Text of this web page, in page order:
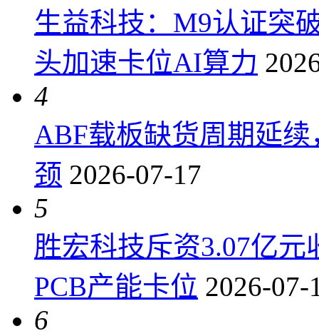
生益科技：M9认证突
头加速卡位AI算力
4
ABF载板缺货周期延
颈 2026-07-17
5
胜宏科技斥资3.07亿
PCB产能卡位 2026-07-
6